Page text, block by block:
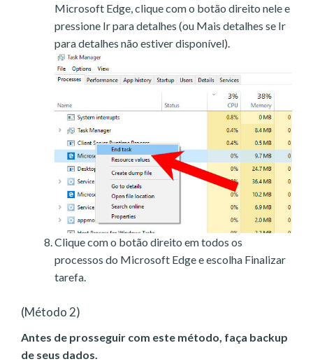
Microsoft Edge, clique com o botão direito nele e
pressione Ir para detalhes (ou Mais detalhes se Ir
para detalhes não estiver disponível).
Clique com o botão direito em todos os
processos do Microsoft Edge e escolha Finalizar
tarefa.
(Método 2)
Antes de prosseguir com este método, faça backup
de seus dados.